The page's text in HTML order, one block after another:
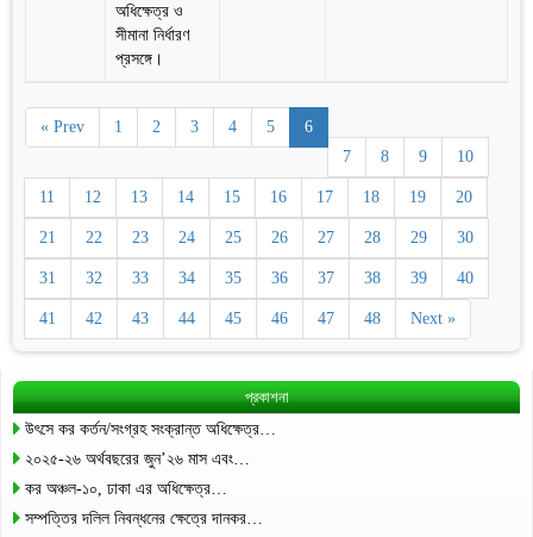
অধিক্ষেত্র ও
সীমানা নির্ধারণ
প্রসঙ্গে।
« Prev 1 2 3 4 5
6
7
8 9 10
11 12 13 14 15 16 17 18 19 20
21 22 23 24 25 26 27 28 29 30
31 32 33 34 35 36 37 38 39 40
41 42 43 44 45 46 47 48 Next »
প্রকাশনা
উৎসে কর কর্তন/সংগ্রহ সংক্রান্ত অধিক্ষেত্র…
২০২৫-২৬ অর্থবছরের জুন’২৬ মাস এবং…
কর অঞ্চল-১০, ঢাকা এর অধিক্ষেত্র…
সম্পত্তির দলিল নিবন্ধনের ক্ষেত্রে দানকর…